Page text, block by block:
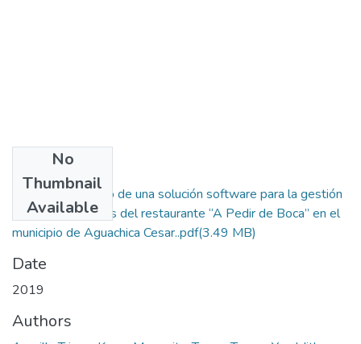
No
Thumbnail
Available
Tesis Desarrollo de una solución software para la gestión
de las operaciones del restaurante “A Pedir de Boca” en el
municipio de Aguachica Cesar..pdf(3.49 MB)
Date
2019
Authors